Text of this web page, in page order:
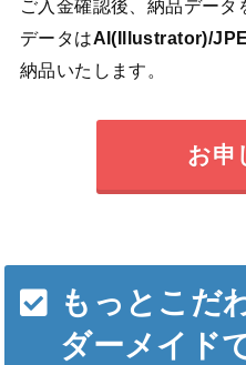
ご入金確認後、納品デー
データはAI(Illustrator)/
納品いたします。
お申
もっとこだ
ダーメイド